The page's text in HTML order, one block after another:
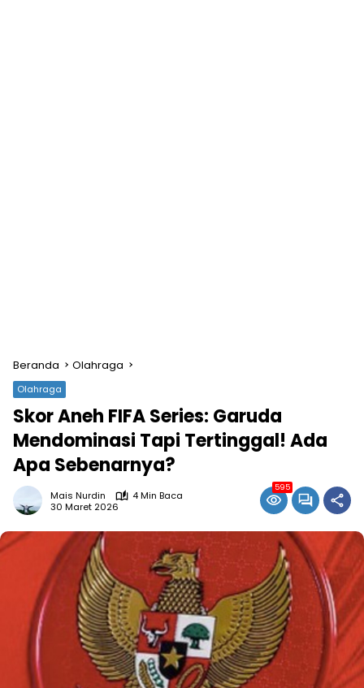
Beranda Olahraga
Olahraga
Skor Aneh FIFA Series: Garuda
Mendominasi Tapi Tertinggal! Ada
Apa Sebenarnya?
Mais Nurdin
4 Min Baca
30 Maret 2026
595